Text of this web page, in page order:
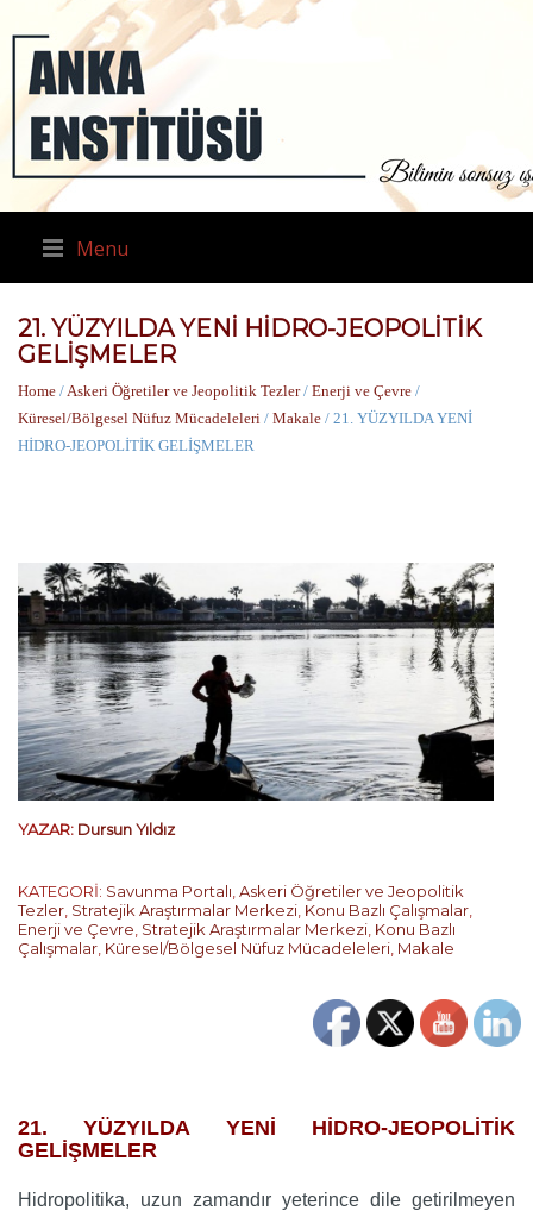
Menu
21. YÜZYILDA YENİ HİDRO-JEOPOLİTİK
GELİŞMELER
Home /Askeri Öğretiler ve Jeopolitik Tezler/ Enerji ve Çevre /
Küresel/Bölgesel Nüfuz Mücadeleleri / Makale / 21. YÜZYILDA YENİ
HİDRO-JEOPOLİTİK GELİŞMELER
YAZAR: Dursun Yıldız
KATEGORİ: Savunma Portalı Askeri Öğretiler ve Jeopolitik
Tezler Stratejik Araştırmalar Merkezi Konu Bazlı Çalışmalar
Enerji ve Çevre Stratejik Araştırmalar Merkezi Konu Bazlı
Çalışmalar Küresel/Bölgesel Nüfuz Mücadeleleri Makale
21. YÜZYILDA YENİ HİDRO-JEOPOLİTİK
GELİŞMELER
Hidropolitika, uzun zamandır yeterince dile getirilmeyen